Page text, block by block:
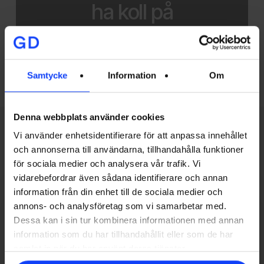
Samtycke Information Om
Denna webbplats använder cookies
Vi använder enhetsidentifierare för att anpassa innehållet
och annonserna till användarna, tillhandahålla funktioner
för sociala medier och analysera vår trafik. Vi
vidarebefordrar även sådana identifierare och annan
information från din enhet till de sociala medier och
annons- och analysföretag som vi samarbetar med.
Dessa kan i sin tur kombinera informationen med annan
information som du har tillhandahållit eller som de har
ha koll på
Related Posts
Förstår
du
rapporterna
du
får?